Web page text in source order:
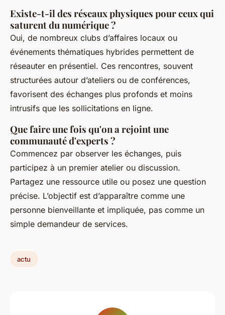
Existe-t-il des réseaux physiques pour ceux qui
saturent du numérique ?
Oui, de nombreux clubs d’affaires locaux ou
événements thématiques hybrides permettent de
réseauter en présentiel. Ces rencontres, souvent
structurées autour d’ateliers ou de conférences,
favorisent des échanges plus profonds et moins
intrusifs que les sollicitations en ligne.
Que faire une fois qu'on a rejoint une
communauté d'experts ?
Commencez par observer les échanges, puis
participez à un premier atelier ou discussion.
Partagez une ressource utile ou posez une question
précise. L’objectif est d’apparaître comme une
personne bienveillante et impliquée, pas comme un
simple demandeur de services.
actu